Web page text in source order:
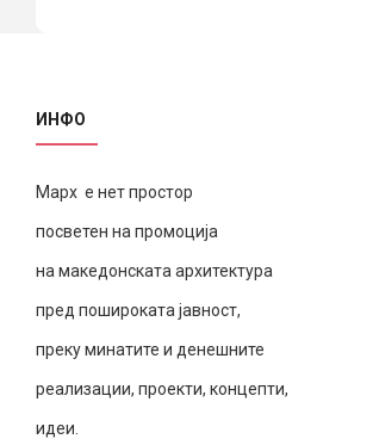
ИНФО
Марх е нет простор
посветен на промоција
на македонската архитектура
пред пошироката јавност,
преку минатите и денешните
реализации, проекти, концепти,
идеи.